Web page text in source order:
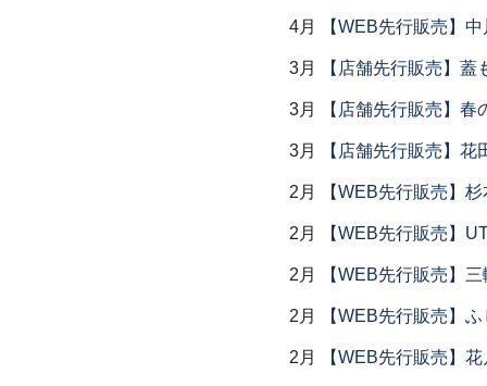
4月 【WEB先行販売】
3月 【店舗先行販売】蓋
3月 【店舗先行販売】春
3月 【店舗先行販売】
2月 【WEB先行販売】
2月 【WEB先行販売】
2月 【WEB先行販売】
2月 【WEB先行販売】
2月 【WEB先行販売】